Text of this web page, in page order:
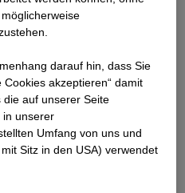
Themen betreffen.
nachhaltiger
entsprechen den
Darüber hinaus achten wir
insbesondere in
Regelmässige
auch von
darauf hin, dass Sie
Cookies akzeptieren“ damit
auf unserer Seite
in unserer
Umfang von uns und
Sitz in den USA) verwendet